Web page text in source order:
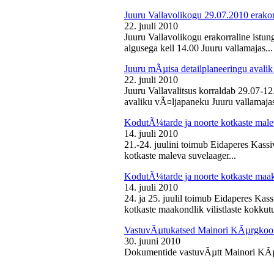
Juuru Vallavolikogu 29.07.2010
22. juuli 2010
Juuru Vallavolikogu erakorraline
algusega kell 14.00 Juuru vallamajas...
Juuru mÃµisa detailplaneeringu
22. juuli 2010
Juuru Vallavalitsus korraldab 29.07-
avaliku vÃ¤ljapaneku Juuru
KodutÃ¼tarde ja noorte kotkaste
14. juuli 2010
21.-24. juulini toimub Eidaperes
kotkaste maleva suvelaager...
KodutÃ¼tarde ja noorte kotkaste
14. juuli 2010
24. ja 25. juulil toimub Eidaperes
kotkaste maakondlik vilistlaste
VastuvÃµtukatsed Mainori
30. juuni 2010
Dokumentide vastuvÃµtt Mainori